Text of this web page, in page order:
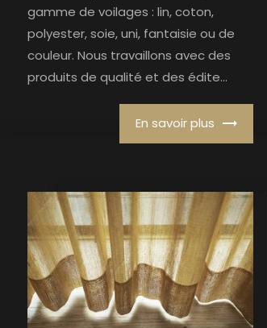
gamme de voilages : lin, coton,
polyester, soie, uni, fantaisie ou de
couleur. Nous travaillons avec des
produits de qualité et des édite...
En savoir plus